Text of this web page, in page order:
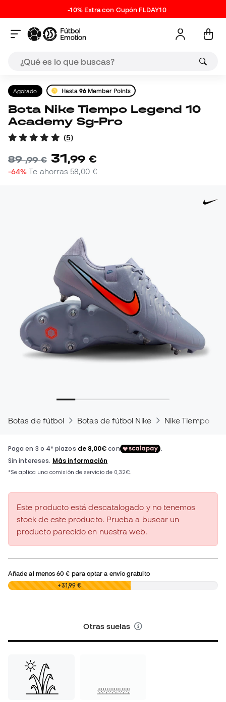
-10% Extra con Cupón FLDAY10
Agotado Hasta96 Member Points
Bota Nike Tiempo Legend 10
Academy Sg-Pro
(5)
89,99 € 31,99 €
-64% Te ahorras58,00 €
Botas de fútbol Botas de fútbol Nike Nike Tiempo
Este producto está descatalogado y no tenemos
stock de este producto. Prueba a buscar un
producto parecido en nuestra web.
Añade al menos60 € para optar a envío gratuito
0,00 € +31,99 €
Otras suelas